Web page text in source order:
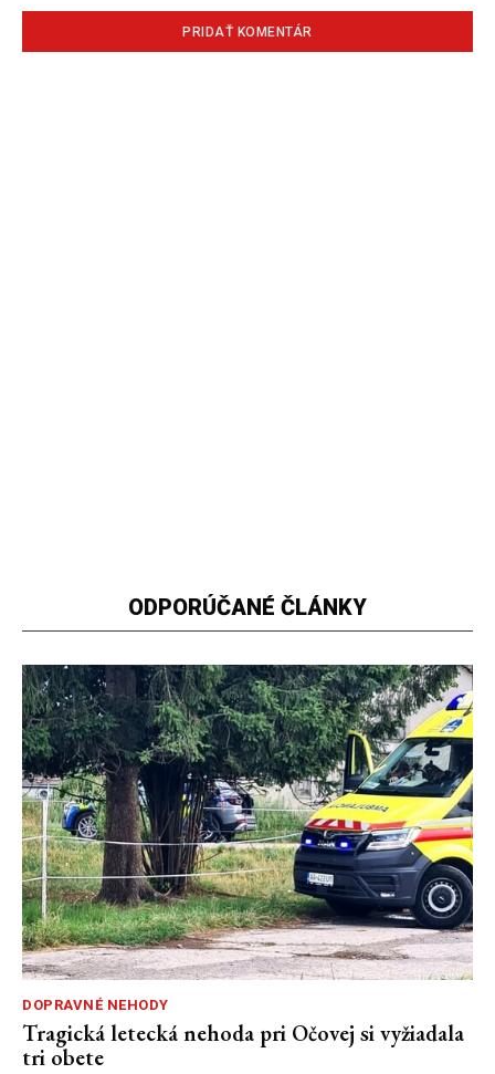
ODPORÚČANÉ ČLÁNKY
DOPRAVNÉ NEHODY
Tragická letecká nehoda pri Očovej si vyžiadala
tri obete